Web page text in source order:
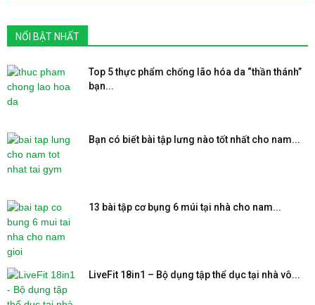
NỔI BẬT NHẤT
Top 5 thực phẩm chống lão hóa da “thần thánh”
bạn...
Bạn có biết bài tập lưng nào tốt nhất cho nam...
13 bài tập cơ bụng 6 múi tại nhà cho nam...
LiveFit 18in1 – Bộ dụng tập thể dục tại nhà vô...